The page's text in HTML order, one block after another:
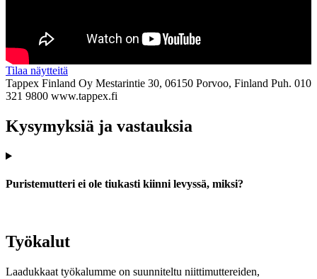
Tilaa näytteitä
Tappex Finland Oy Mestarintie 30, 06150 Porvoo, Finland Puh. 010
321 9800 www.tappex.fi
Kysymyksiä ja vastauksia
Puristemutteri ei ole tiukasti kiinni levyssä, miksi?
Työkalut
Laadukkaat työkalumme on suunniteltu niittimuttereiden,